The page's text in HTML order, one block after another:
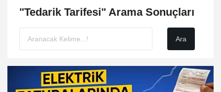
"Tedarik Tarifesi" Arama Sonuçları